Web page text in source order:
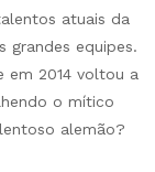
atuais da
grandes equipes.
em 2014 voltou a
o mítico
alemão?